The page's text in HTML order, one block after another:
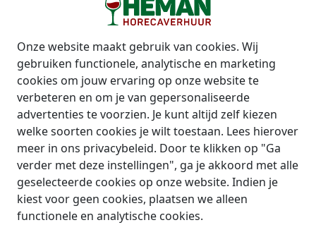
Onze website maakt gebruik van cookies. Wij
gebruiken functionele, analytische en marketing
cookies om jouw ervaring op onze website te
verbeteren en om je van gepersonaliseerde
advertenties te voorzien. Je kunt altijd zelf kiezen
welke soorten cookies je wilt toestaan. Lees hierover
meer in ons privacybeleid. Door te klikken op "Ga
verder met deze instellingen", ga je akkoord met alle
geselecteerde cookies op onze website. Indien je
kiest voor geen cookies, plaatsen we alleen
functionele en analytische cookies.